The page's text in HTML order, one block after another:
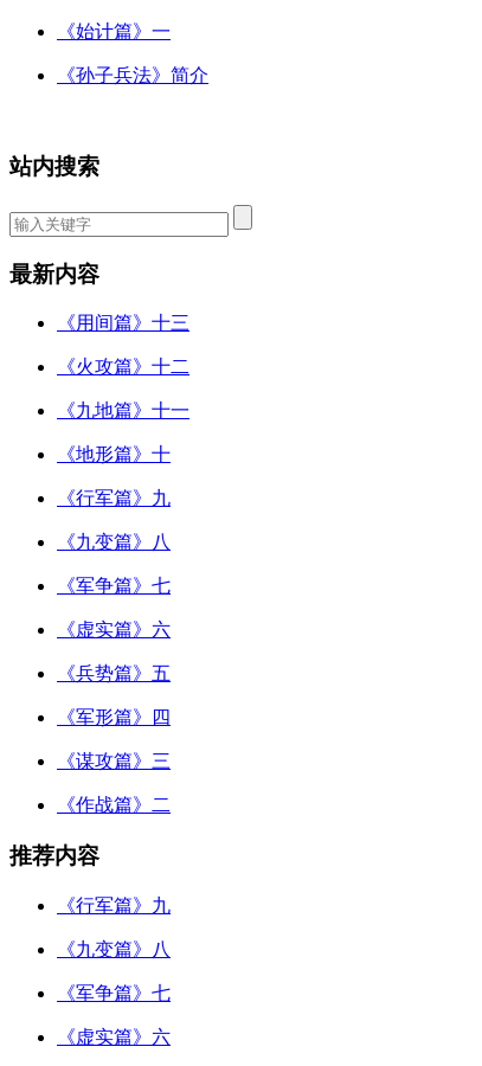
《始计篇》一
《孙子兵法》简介
站内搜索
最新内容
《用间篇》十三
《火攻篇》十二
《九地篇》十一
《地形篇》十
《行军篇》九
《九变篇》八
《军争篇》七
《虚实篇》六
《兵势篇》五
《军形篇》四
《谋攻篇》三
《作战篇》二
推荐内容
《行军篇》九
《九变篇》八
《军争篇》七
《虚实篇》六